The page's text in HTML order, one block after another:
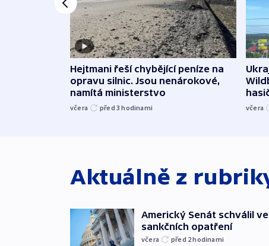
Hejtmani řeší chybějící peníze na
opravu silnic. Jsou nenárokové,
namítá ministerstvo
včera před 3hodinami včera
Aktuálně z
Americký Senát schválil
sankčních opatření
včera před 2hodinami